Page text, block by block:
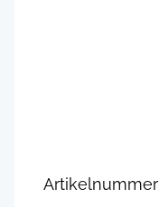
Artikelnummer